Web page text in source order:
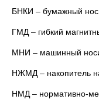
БНКИ – бумажный
ГМД – гибкий
МНИ – машинный
НЖМД – накопитель
НМД – нормативно-